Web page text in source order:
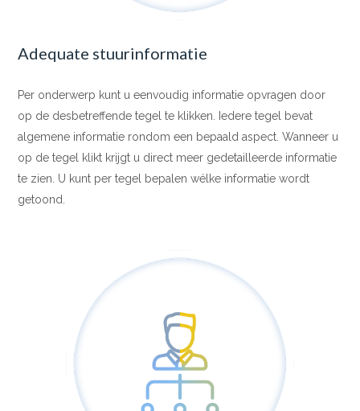
Adequate stuurinformatie
Per onderwerp kunt u eenvoudig informatie opvragen door
op de desbetreffende tegel te klikken. Iedere tegel bevat
algemene informatie rondom een bepaald aspect. Wanneer u
op de tegel klikt krijgt u direct meer gedetailleerde informatie
te zien. U kunt per tegel bepalen wélke informatie wordt
getoond.